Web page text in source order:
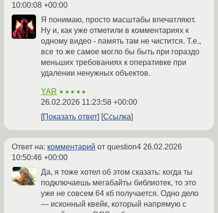
10:00:08 +00:00
Я понимаю, просто масштабы впечатляют.
Ну и, как уже отметили в комментариях к
одному видео - память там не чистится. Т.е.,
все то же самое могло бы быть при гораздо
меньших требованиях к оперативке при
удалении ненужных объектов.
YAR ★★★★★
26.02.2026 11:23:58 +00:00
Показать ответ
Ссылка
Ответ на: комментарий от question4 26.02.2026
10:50:46 +00:00
Да, я тоже хотел об этом сказать: когда ты
подключаешь мегабайты библиотек, то это
уже не совсем 64 кб получается. Одно дело
— исконный квейк, который напрямую с